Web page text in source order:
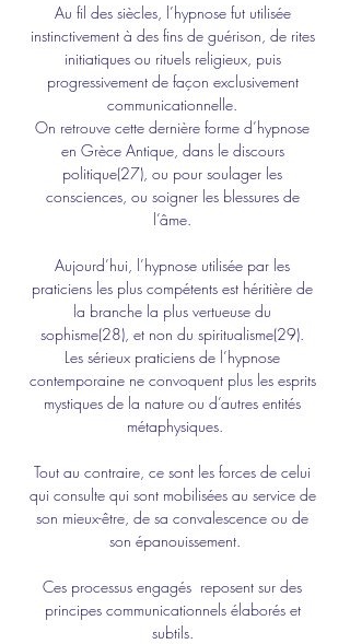
Au fil des siècles, l’hypnose fut utilisée
instinctivement à des fins de guérison, de rites
initiatiques ou rituels religieux, puis
progressivement de façon exclusivement
communicationnelle.
On retrouve cette dernière forme d’hypnose
en Grèce Antique, dans le discours
politique(27), ou pour soulager les
consciences, ou soigner les blessures de
l’âme.
Aujourd’hui, l’hypnose utilisée par les
praticiens les plus compétents est héritière de
la branche la plus vertueuse du
sophisme(28), et non du spiritualisme(29).
Les sérieux praticiens de l’hypnose
contemporaine ne convoquent plus les esprits
mystiques de la nature ou d’autres entités
métaphysiques.
Tout au contraire, ce sont les forces de celui
qui consulte qui sont mobilisées au service de
son mieux-être, de sa convalescence ou de
son épanouissement.
Ces processus engagés  reposent sur des
principes communicationnels élaborés et
subtils.